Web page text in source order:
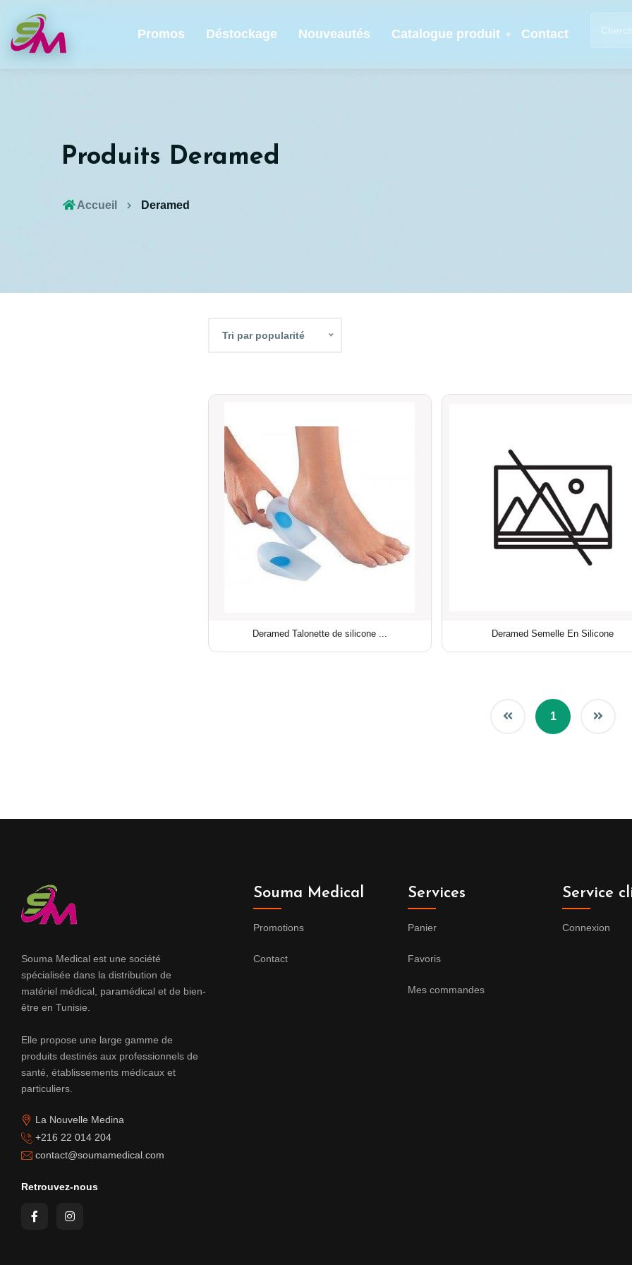
Promos Déstockage Nouveautés Catalogue produit Contact
Produits Deramed
Accueil Deramed
Tri par popularité
Deramed Talonette de silicone ... Deramed Semelle En Silicone
1
Souma Medical est une société
spécialisée dans la distribution de
matériel médical, paramédical et de bien-
être en Tunisie.
Elle propose une large gamme de
produits destinés aux professionnels de
santé, établissements médicaux et
particuliers.
La Nouvelle Medina
+216 22 014 204
contact@soumamedical.com
Retrouvez-nous
Souma Medical
Promotions
Contact
Services
Panier
Favoris
Mes commandes
Service
Connexion